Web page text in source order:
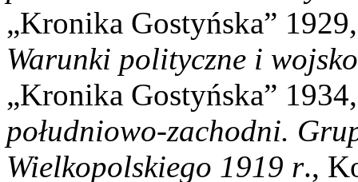
„Kronika Gostyńska”
Warunki polityczne i
„Kronika Gostyńska”
południowo-zachodni.
Wielkopolskiego 1919 r.,